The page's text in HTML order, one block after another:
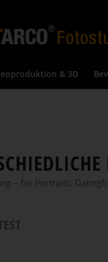
& 3D
– für Portraits,